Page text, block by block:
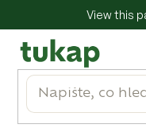
View this
obsah